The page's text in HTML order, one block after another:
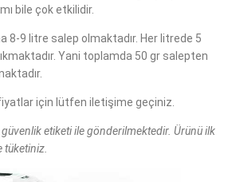
bile çok etkilidir.
8-9 litre salep olmaktadır. Her litrede 5
Yani toplamda 50 gr salepten
için lütfen iletişime geçiniz.
etiketi ile gönderilmektedir. Ürünü ilk
tüketiniz.